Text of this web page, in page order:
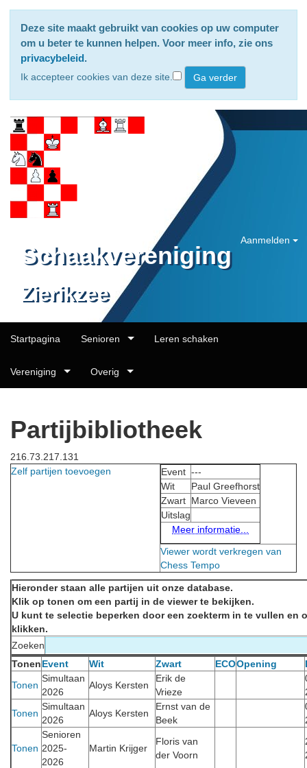
Deze site maakt gebruikt van cookies op uw computer
om u beter te kunnen helpen. Voor meer info, zie ons
privacybeleid.
Ik accepteer cookies van deze site.
Schaakvereniging
Zierikzee
Aanmelden
Startpagina Senioren Leren schaken
Vereniging Overig
Partijbibliotheek
216.73.217.131
Zelf partijen toevoegen
Event ---
Wit
Paul Greefhorst
Zwart Marco Vieveen
Uitslag
Meer informatie...
Viewer wordt verkregen van
Chess Tempo
Hieronder staan alle partijen uit onze database.
Klik op tonen om een partij in de viewer te bekijken.
U kunt te selectie beperken door een zoekterm in te vullen en
klikken.
Zoeken
TonenEvent Wit Zwart ECOOpening
Tonen
Simultaan
2026
Aloys Kersten
Erik de
Vrieze
Tonen
Simultaan
2026
Aloys Kersten
Ernst van de
Beek
Tonen
Senioren
2025-
2026
Martin Krijger
Floris van
der Voorn